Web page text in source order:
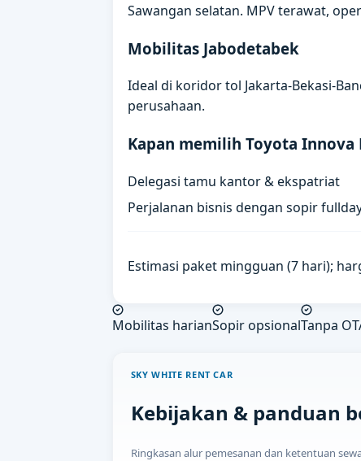
Sawangan selatan. MPV terawat,
Mobilitas Jabodetabek
Ideal di koridor tol Jakarta-Bekasi-
perusahaan.
Kapan memilih Toyota Innova
Delegasi tamu kantor & ekspatriat
Perjalanan bisnis dengan sopir
Estimasi paket mingguan (7 hari);
Mobilitas harianSopir opsionalTanpa
SKY WHITE RENT CAR
Kebijakan & panduan
Ringkasan alur pemesanan dan ketentuan